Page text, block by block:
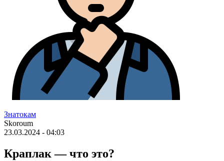
Знатокам
Skoroum
23.03.2024 - 04:03
Краплак — что это?